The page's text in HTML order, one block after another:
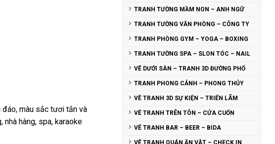
màu sắc tươi tắn và
hàng, spa, karaoke
TRANH TƯỜNG MẦM NON – ANH NGỮ
TRANH TƯỜNG VĂN PHÒNG – CÔNG TY
TRANH PHÒNG GYM – YOGA – BOXING
TRANH TƯỜNG SPA – SLON TÓC – NAIL
VẼ DƯỚI SÀN – TRANH 3D ĐƯỜNG PHỐ
TRANH PHONG CẢNH – PHONG THỦY
VẼ TRANH 3D SỰ KIỆN – TRIỂN LÃM
VẼ TRANH TRÊN TÔN – CỬA CUỐN
VẼ TRANH BAR – BEER – BIDA
VẼ TRANH QUÁN ĂN VẶT – CHECK IN